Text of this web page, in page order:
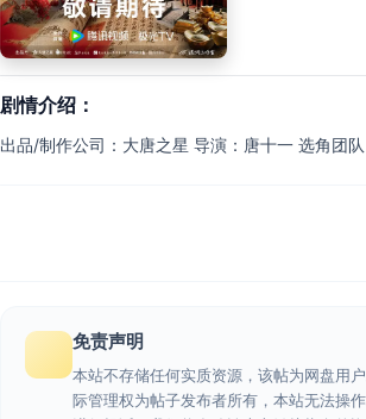
剧情介绍：
出品/制作公司：大唐之星 导演：唐十一 选角团
免责声明
本站不存储任何实质资源，该帖为网盘用
际管理权为帖子发布者所有，本站无法操